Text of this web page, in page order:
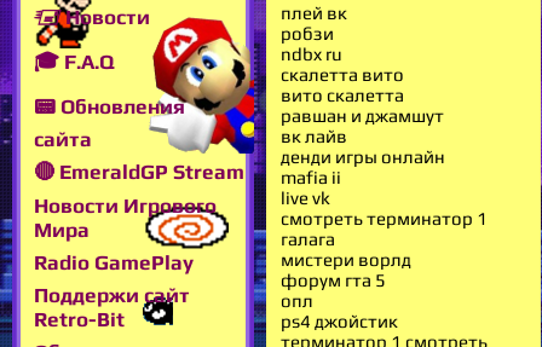
🖅 Новости
🎓 F.A.Q
📟 Обновления
сайта
🔴 EmeraldGP Stream
Новости Игрового
Мира
Radio GamePlay
Поддержи сайт
Retro-Bit
плей вк
робзи
ndbx ru
скалетта вито
вито скалетта
равшан и джамшут
вк лайв
денди игры онлайн
mafia ii
live vk
смотреть терминатор 1
галага
мистери ворлд
форум гта 5
опл
ps4 джойстик
терминатор 1 смотреть